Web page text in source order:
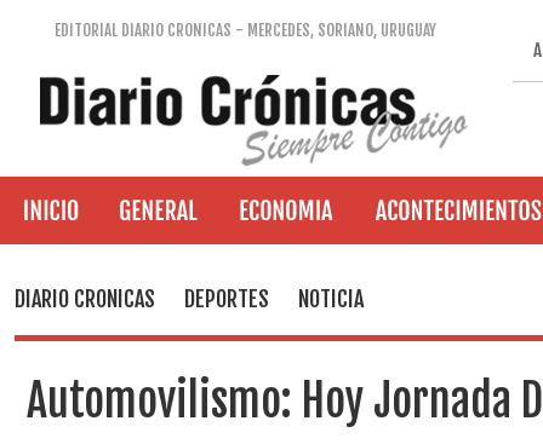
EDITORIAL DIARIO CRONICAS - MERCEDES, SORIANO, URUGUAY
DIARIO CRONICAS DEPORTES NOTICIA
Automovilismo: Hoy Jornada